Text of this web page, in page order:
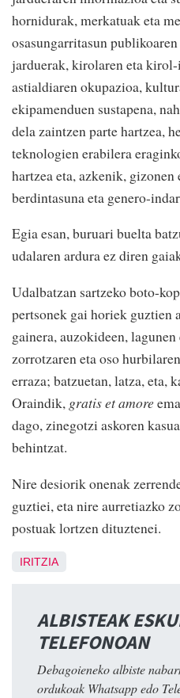
hornidurak, merkatuak eta
osasungarritasun
jarduerak, kirolaren eta kirol-
astialdiaren okupazioa,
ekipamenduen sustapena,
dela zaintzen parte hartzea,
teknologien erabilera
hartzea eta, azkenik, gizonen
berdintasuna eta genero-
Egia esan, buruari buelta
udalaren ardura ez diren
Udalbatzan sartzeko boto-
pertsonek gai horiek guztien
gainera, auzokideen,
zorrotzaren eta oso
erraza; batzuetan, latza, eta,
Oraindik, gratis et amore
dago, zinegotzi askoren
behintzat.
Nire desiorik onenak
guztiei, eta nire aurretiazko
postuak lortzen dituztenei.
IRITZIA
ALBISTEAK
TELEFONOAN
Debagoieneko albiste
ordukoak Whatsapp edo